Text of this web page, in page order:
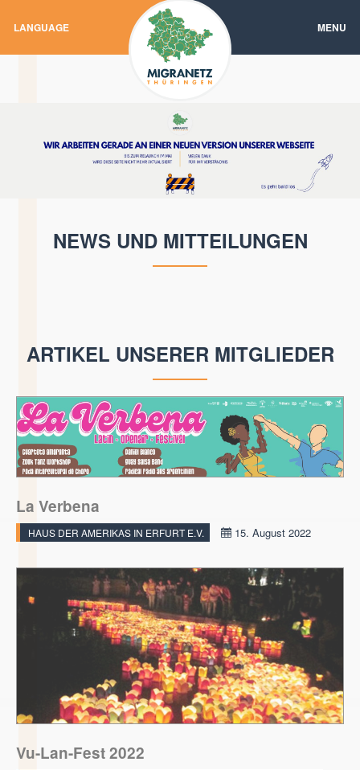
LANGUAGE MENU
NEWS UND MITTEILUNGEN
ARTIKEL UNSERER MITGLIEDER
La Verbena
HAUS DER AMERIKAS IN ERFURT E.V. 15. August 2022
Vu-Lan-Fest 2022